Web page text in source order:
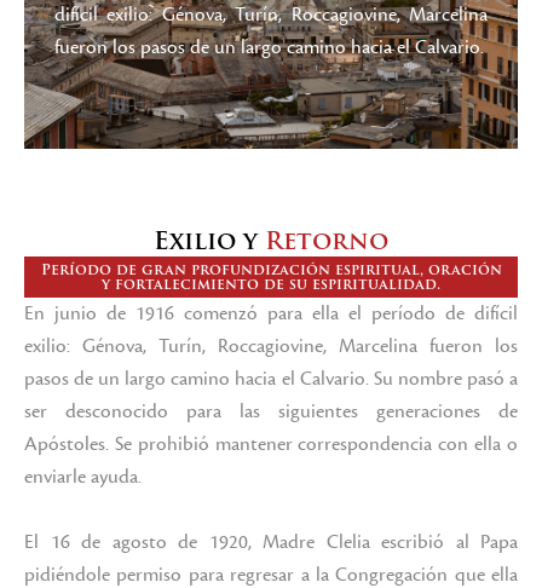
difícil exilio: Génova, Turín, Roccagiovine, Marcelina
fueron los pasos de un largo camino hacia el Calvario.
Exilio yRetorno
Período de gran profundización espiritual, oración
y fortalecimiento de su espiritualidad.
En junio de 1916 comenzó para ella el período de difícil
exilio: Génova, Turín, Roccagiovine, Marcelina fueron los
pasos de un largo camino hacia el Calvario. Su nombre pasó a
ser desconocido para las siguientes generaciones de
Apóstoles. Se prohibió mantener correspondencia con ella o
enviarle ayuda.
El 16 de agosto de 1920, Madre Clelia escribió al Papa
pidiéndole permiso para regresar a la Congregación que ella